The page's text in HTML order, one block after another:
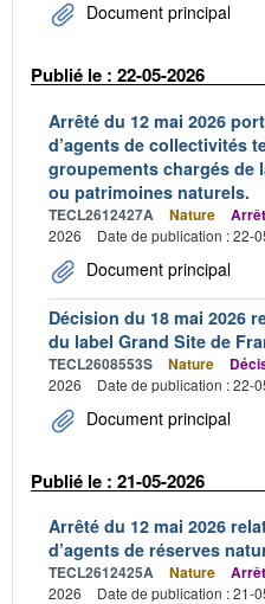
Document principal
Publié le : 22-05-2026
Arrêté du 12 mai 2026
d’agents de collectivités
groupements chargés de
ou patrimoines naturels.
TECL2612427A Nature
2026
Date de publication : 22-
Document principal
Décision du 18 mai 2026
du label Grand Site de
TECL2608553S Nature
2026
Date de publication : 22-
Document principal
Publié le : 21-05-2026
Arrêté du 12 mai 2026
d’agents de réserves
TECL2612425A Nature
2026
Date de publication : 21-